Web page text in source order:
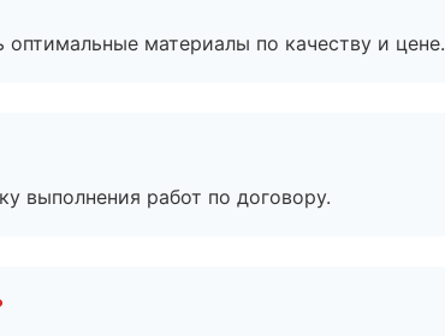
материалы по качеству и цене.
выполнения работ по договору.